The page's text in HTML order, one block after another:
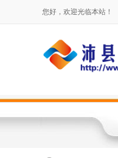
您好，欢迎光临本站！